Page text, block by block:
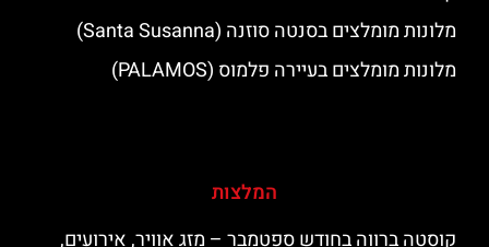
מלונות מומלצים בסנטה סוזנה (Santa Susanna)
מלונות מומלצים בעיירה פלמוס (PALAMOS)
המלצות
קוסטה ברווה בחודש ספטמבר – מזג אוויר, אירועים,